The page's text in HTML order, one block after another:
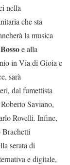
nella
che sta
la musica
e alla
in Via di Gioia e
sarà
dal fumettista
Saviano,
Rovelli. Infine,
Brachetti
serata di
e digitale,